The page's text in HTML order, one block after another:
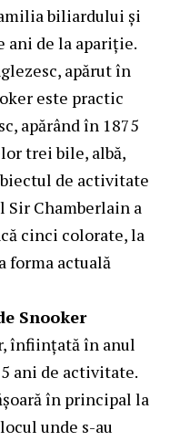
biliardului şi
ani de la apariţie.
apărut în
este practic
apărând în 1875
trei bile, albă,
de activitate
Chamberlain a
cinci colorate, la
forma actuală
Snooker
înființată în anul
ani de activitate.
în principal la
unde s-au